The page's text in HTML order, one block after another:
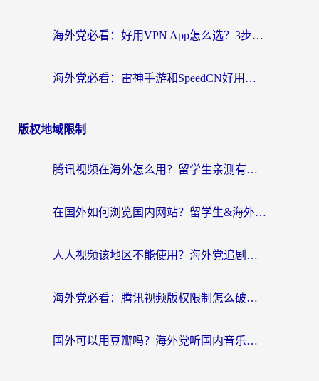
海外党必看：好用VPN App怎么选？3步教你无缝访问国内资源
海外党必看：雷神手游和SpeedCN好用吗？3招选对回国加速器无缝刷国内资源
版权地域限制
腾讯视频在海外怎么用？留学生亲测有效的回国加速器攻略
在国外如何浏览国内网站？留学生&海外华人的无缝访问指南
人人视频该地区不能使用？海外党追剧看片的终极解决方案来了
海外党必看：腾讯视频版权限制怎么破？3步让你轻松追剧
国外可以用豆瓣吗？海外党听国内音乐听书的实用指南